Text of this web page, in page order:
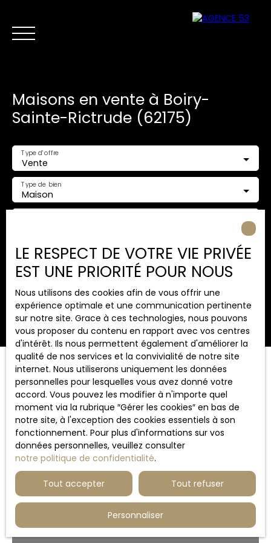
NOS ANNONCES NOS SERVICES
Nous
Estimer mon
Maisons en vente à Boiry-
Sainte-Rictrude (62175)
Vente
Type d'offre
Maison
Type de bien
Budget max (€)
Rechercher
Pertinence
Trier par Créer une alerte
LE RESPECT DE VOTRE VIE PRIVÉE
EST UNE PRIORITÉ POUR NOUS
Nous utilisons des cookies afin de vous offrir une
expérience optimale et une communication pertinente
sur notre site. Grace à ces technologies, nous pouvons
vous proposer du contenu en rapport avec vos centres
d'intérêt. Ils nous permettent également d'améliorer la
qualité de nos services et la convivialité de notre site
internet. Nous utiliserons uniquement les données
personnelles pour lesquelles vous avez donné votre
accord. Vous pouvez les modifier à n'importe quel
moment via la rubrique ″Gérer les cookies″ en bas de
notre site, à l'exception des cookies essentiels à son
fonctionnement. Pour plus d'informations sur vos
données personnelles, veuillez consulter
notre politique de confidentialité.
Tout accepter Tout refuser
Personnaliser